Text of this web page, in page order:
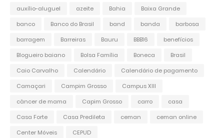
auxílio-aluguel
azeite Bahia
Baixa Grande
banco
Banco do Brasil band banda
barbosa
barragem
Barreiras Bauru BBB16
benefícios
Blogueiro baiano
Bolsa Família Boneca
Brasil
Caio Carvalho
Calendário
Calendário de pagamento
Camaçari
Campim Grosso
Campus XIII
câncer de mama
Capim Grosso carro
casa
Casa Forte
Casa Predileta ceman
ceman online
Center Móveis
CEPUD